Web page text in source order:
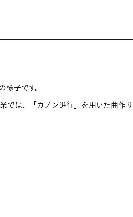
お問い合わせ
学校情報公開
サイトマップ
様子です。
では、「カノン進行」を用いた曲作り